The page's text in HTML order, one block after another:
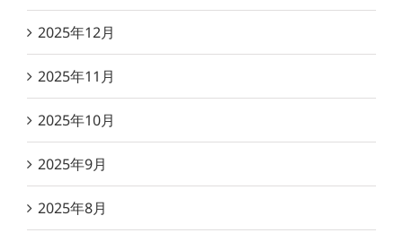
2025年12月
2025年11月
2025年10月
2025年9月
2025年8月